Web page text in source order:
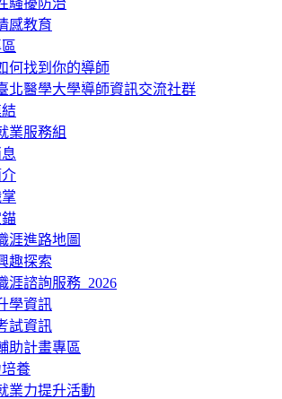
感教育
何找到你的導師
北醫學大學導師資訊交流社群
業服務組
涯進路地圖
趣探索
涯諮詢服務_2026
學資訊
試資訊
助計畫專區
養
業力提升活動